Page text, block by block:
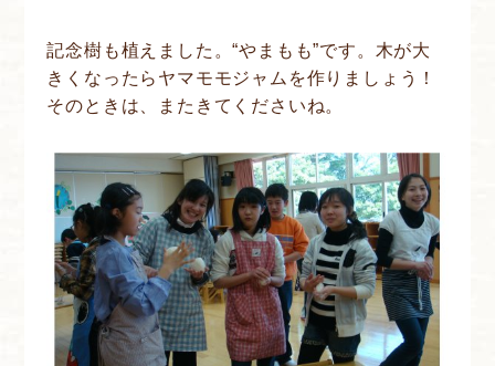
記念樹も植えました。“やまもも”です。木が大
きくなったらヤマモモジャムを作りましょう！
そのときは、またきてくださいね。